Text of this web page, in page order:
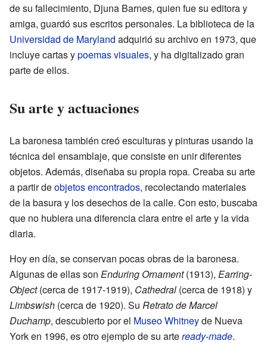
de su fallecimiento, Djuna Barnes, quien fue su editora y
amiga, guardó sus escritos personales. La biblioteca de la
Universidad de Maryland adquirió su archivo en 1973, que
incluye cartas ypoemas visuales, y ha digitalizado gran
parte de ellos.
Su arte y actuaciones
La baronesa también creó esculturas y pinturas usando la
técnica del ensamblaje, que consiste en unir diferentes
objetos. Además, diseñaba su propia ropa. Creaba su arte
a partir deobjetos encontrados, recolectando materiales
de la basura y los desechos de la calle. Con esto, buscaba
que no hubiera una diferencia clara entre el arte y la vida
diaria.
Hoy en día, se conservan pocas obras de la baronesa.
Algunas de ellas son Enduring Ornament(1913), Earring-
Object(cerca de 1917-1919), Cathedral (cerca de 1918) y
Limbswish (cerca de 1920). Su Retrato de Marcel
Duchamp, descubierto por el Museo Whitneyde Nueva
York en 1996, es otro ejemplo de su arteready-made.